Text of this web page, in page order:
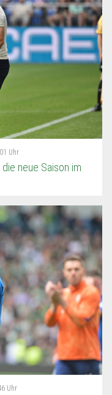
Uhr
neue Saison im
Uhr